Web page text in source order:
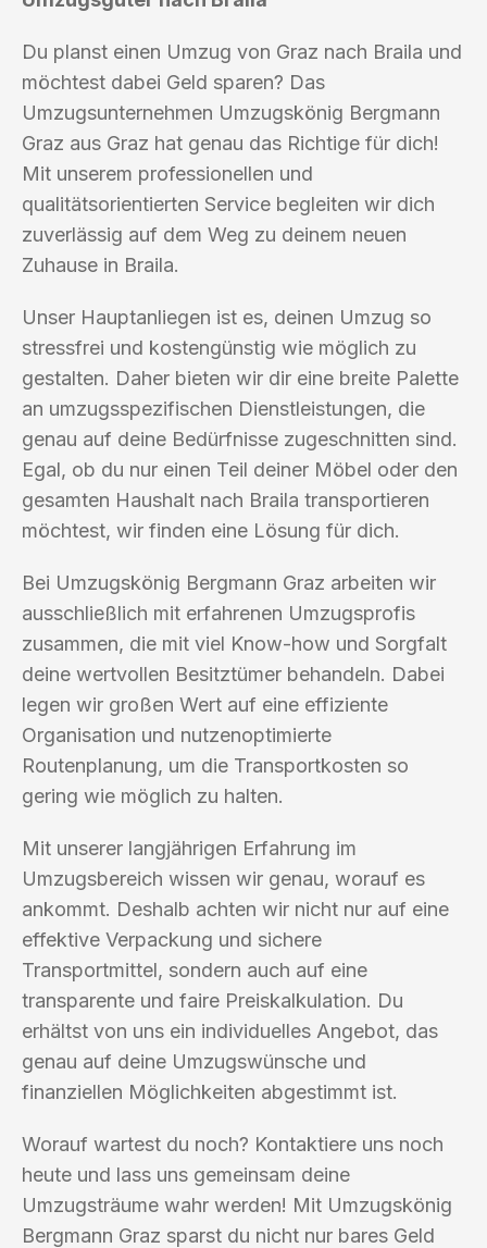
Du planst einen Umzug von Graz nach Braila und
möchtest dabei Geld sparen? Das
Umzugsunternehmen Umzugskönig Bergmann
Graz aus Graz hat genau das Richtige für dich!
Mit unserem professionellen und
qualitätsorientierten Service begleiten wir dich
zuverlässig auf dem Weg zu deinem neuen
Zuhause in Braila.
Unser Hauptanliegen ist es, deinen Umzug so
stressfrei und kostengünstig wie möglich zu
gestalten. Daher bieten wir dir eine breite Palette
an umzugsspezifischen Dienstleistungen, die
genau auf deine Bedürfnisse zugeschnitten sind.
Egal, ob du nur einen Teil deiner Möbel oder den
gesamten Haushalt nach Braila transportieren
möchtest, wir finden eine Lösung für dich.
Bei Umzugskönig Bergmann Graz arbeiten wir
ausschließlich mit erfahrenen Umzugsprofis
zusammen, die mit viel Know-how und Sorgfalt
deine wertvollen Besitztümer behandeln. Dabei
legen wir großen Wert auf eine effiziente
Organisation und nutzenoptimierte
Routenplanung, um die Transportkosten so
gering wie möglich zu halten.
Mit unserer langjährigen Erfahrung im
Umzugsbereich wissen wir genau, worauf es
ankommt. Deshalb achten wir nicht nur auf eine
effektive Verpackung und sichere
Transportmittel, sondern auch auf eine
transparente und faire Preiskalkulation. Du
erhältst von uns ein individuelles Angebot, das
genau auf deine Umzugswünsche und
finanziellen Möglichkeiten abgestimmt ist.
Worauf wartest du noch? Kontaktiere uns noch
heute und lass uns gemeinsam deine
Umzugsträume wahr werden! Mit Umzugskönig
Bergmann Graz sparst du nicht nur bares Geld